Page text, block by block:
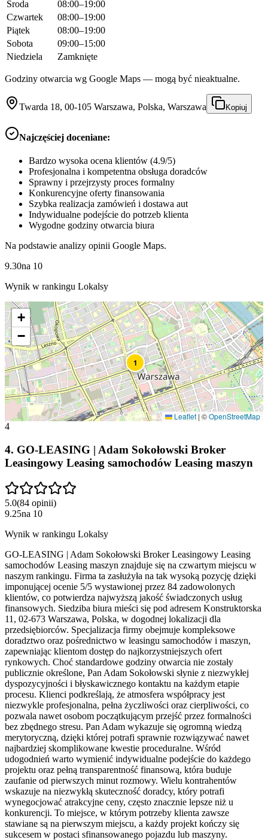
Środa
08:00–19:00
Czwartek
08:00–19:00
Piątek
08:00–19:00
Sobota
09:00–15:00
Niedziela
Zamknięte
Godziny otwarcia wg Google Maps — mogą być nieaktualne.
Twarda 18, 00-105 Warszawa, Polska, Warszawa Kopiuj
Najczęściej doceniane:
Bardzo wysoka ocena klientów (4.9/5)
Profesjonalna i kompetentna obsługa doradców
Sprawny i przejrzysty proces formalny
Konkurencyjne oferty finansowania
Szybka realizacja zamówień i dostawa aut
Indywidualne podejście do potrzeb klienta
Wygodne godziny otwarcia biura
Na podstawie analizy opinii Google Maps.
9.30na 10
Wynik w rankingu Lokalsy
1
+
−
Leaflet | ©OpenStreetMap
4
4. GO-LEASING | Adam Sokołowski Broker
Leasingowy Leasing samochodów Leasing maszyn
5.0(84 opinii)
9.25na 10
Wynik w rankingu Lokalsy
GO-LEASING | Adam Sokołowski Broker Leasingowy Leasing
samochodów Leasing maszyn znajduje się na czwartym miejscu w
naszym rankingu. Firma ta zasłużyła na tak wysoką pozycję dzięki
imponującej ocenie 5/5 wystawionej przez 84 zadowolonych
klientów, co potwierdza najwyższą jakość świadczonych usług
finansowych. Siedziba biura mieści się pod adresem Konstruktorska
11, 02-673 Warszawa, Polska, w dogodnej lokalizacji dla
przedsiębiorców. Specjalizacja firmy obejmuje kompleksowe
doradztwo oraz pośrednictwo w leasingu samochodów i maszyn,
zapewniając klientom dostęp do najkorzystniejszych ofert
rynkowych. Choć standardowe godziny otwarcia nie zostały
publicznie określone, Pan Adam Sokołowski słynie z niezwykłej
dyspozycyjności i błyskawicznego kontaktu na każdym etapie
procesu. Klienci podkreślają, że atmosfera współpracy jest
niezwykle profesjonalna, pełna życzliwości oraz cierpliwości, co
pozwala nawet osobom początkującym przejść przez formalności
bez zbędnego stresu. Pan Adam wykazuje się ogromną wiedzą
merytoryczną, dzięki której potrafi sprawnie rozwiązywać nawet
najbardziej skomplikowane kwestie proceduralne. Wśród
udogodnień warto wymienić indywidualne podejście do każdego
projektu oraz pełną transparentność finansową, która buduje
zaufanie od pierwszych minut rozmowy. Wielu kontrahentów
wskazuje na niezwykłą skuteczność doradcy, który potrafi
wynegocjować atrakcyjne ceny, często znacznie lepsze niż u
konkurencji. To miejsce, w którym potrzeby klienta zawsze
stawiane są na pierwszym miejscu, a każdy projekt kończy się
sukcesem w postaci sfinansowanego pojazdu lub maszyny.